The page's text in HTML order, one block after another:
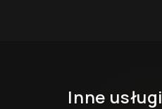
Inne usługi